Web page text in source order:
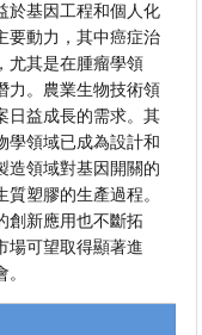
於基因工程和個人化
要動力，其中癌症治
尤其是在腫瘤學領
力。農業生物技術領
日益成長的需求。其
學領域已成為設計和
造領域對基因開關的
塑膠的生產過程。
創新應用也不斷拓
場可望取得顯著進